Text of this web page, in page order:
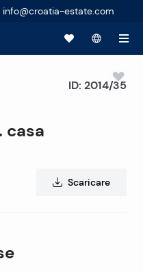
info@croatia-estate.com
casa
ID: 2014/35
Scaricare